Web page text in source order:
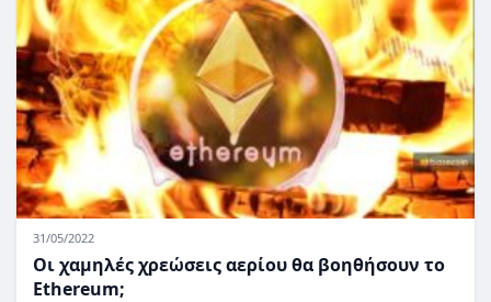
31/05/2022
Οι χαμηλές χρεώσεις αερίου θα βοηθήσουν το
Ethereum;